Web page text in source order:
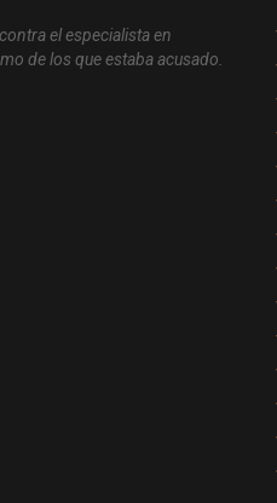
el especialista en
de los que estaba acusado.